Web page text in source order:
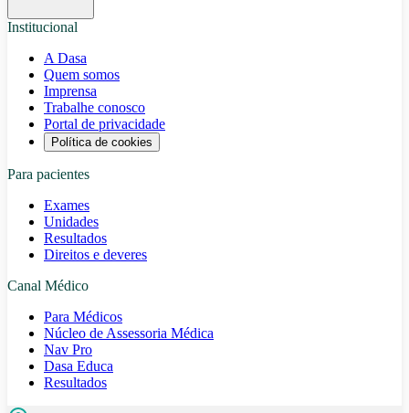
Institucional
A Dasa
Quem somos
Imprensa
Trabalhe conosco
Portal de privacidade
Política de cookies
Para pacientes
Exames
Unidades
Resultados
Direitos e deveres
Canal Médico
Para Médicos
Núcleo de Assessoria Médica
Nav Pro
Dasa Educa
Resultados